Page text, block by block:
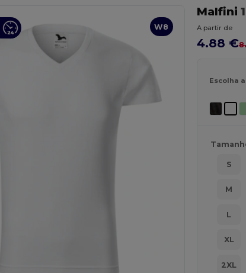
W8
Malfini
A partir de
4.88 €
Escolha
S
M
L
XL
2XL